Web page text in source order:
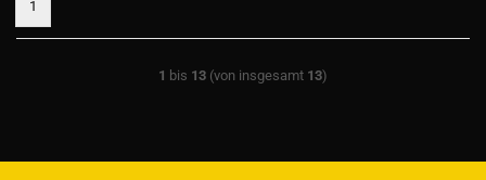
1
1 bis 13 (von insgesamt 13)